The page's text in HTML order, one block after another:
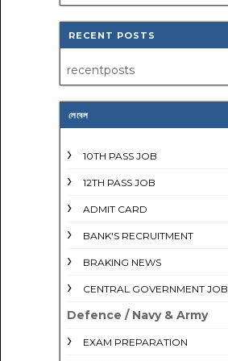
RECENT POSTS
recentposts
লেবেল
10TH PASS JOB
12TH PASS JOB
ADMIT CARD
BANK'S RECRUITMENT
BRAKING NEWS
CENTRAL GOVERNMENT JOB
Defence / Navy & Army
EXAM PREPARATION